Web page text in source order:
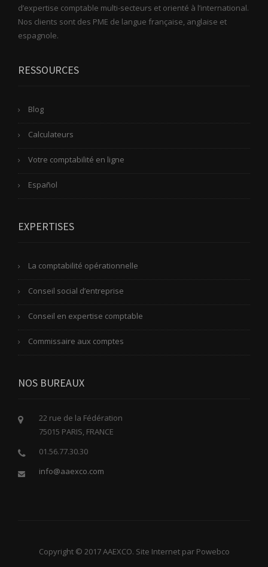
d’expertise comptable multi-secteurs et orienté à l’international.
Nos clients sont des PME de langue française, anglaise et
espagnole.
RESSOURCES
Blog
Calculateurs
Votre comptabilité en ligne
Español
EXPERTISES
La comptabilité opérationnelle
Conseil social d’entreprise
Conseil en expertise comptable
Commissaire aux comptes
NOS BUREAUX
22 rue de la Fédération
75015 PARIS, FRANCE
01.56.77.30.30
info@aaexco.com
Copyright © 2017 AAEXCO. Site Internet par Powebco